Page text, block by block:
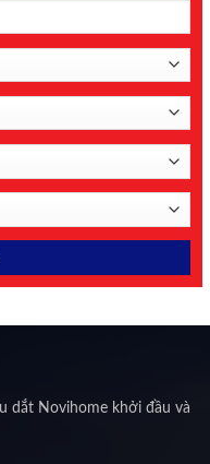
dắt Novihome khởi đầu và